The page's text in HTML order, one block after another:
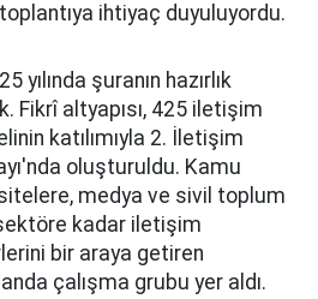
ihtiyaç duyuluyordu.
yılında şuranın hazırlık
Fikrî altyapısı, 425 iletişim
katılımıyla 2. İletişim
oluşturuldu. Kamu
medya ve sivil toplum
kadar iletişim
bir araya getiren
çalışma grubu yer aldı.